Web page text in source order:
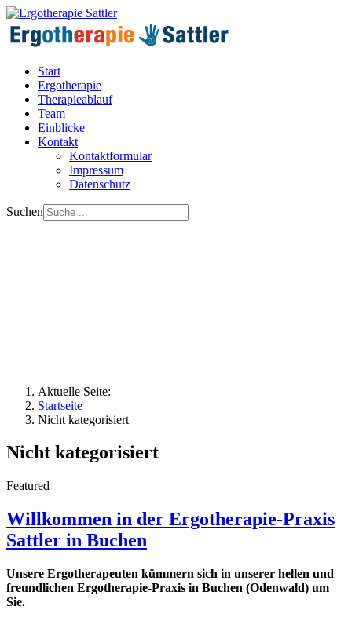
Start
Ergotherapie
Therapieablauf
Team
Einblicke
Kontakt
Kontaktformular
Impressum
Datenschutz
Suchen
Aktuelle Seite:
Startseite
Nicht kategorisiert
Nicht kategorisiert
Featured
Willkommen in der Ergotherapie-Praxis
Sattler in Buchen
Unsere Ergotherapeuten kümmern sich in unserer hellen und
freundlichen Ergotherapie-Praxis in Buchen (Odenwald) um
Sie.